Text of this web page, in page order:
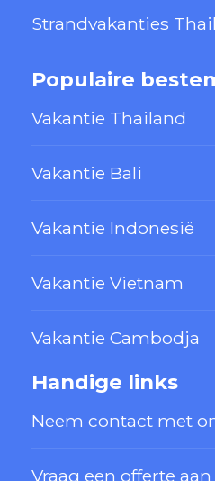
Strandvakanties
Populaire
Vakantie Thailand
Vakantie Bali
Vakantie Indonesië
Vakantie Vietnam
Vakantie Cambodja
Handige links
Neem contact met
Vraag een offerte aan